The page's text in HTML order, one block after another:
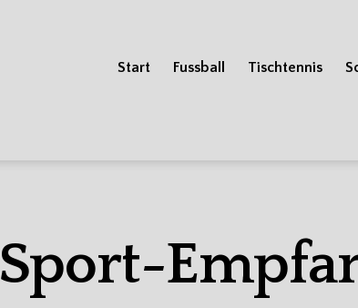
Start Fussball Tischtennis
Sport-